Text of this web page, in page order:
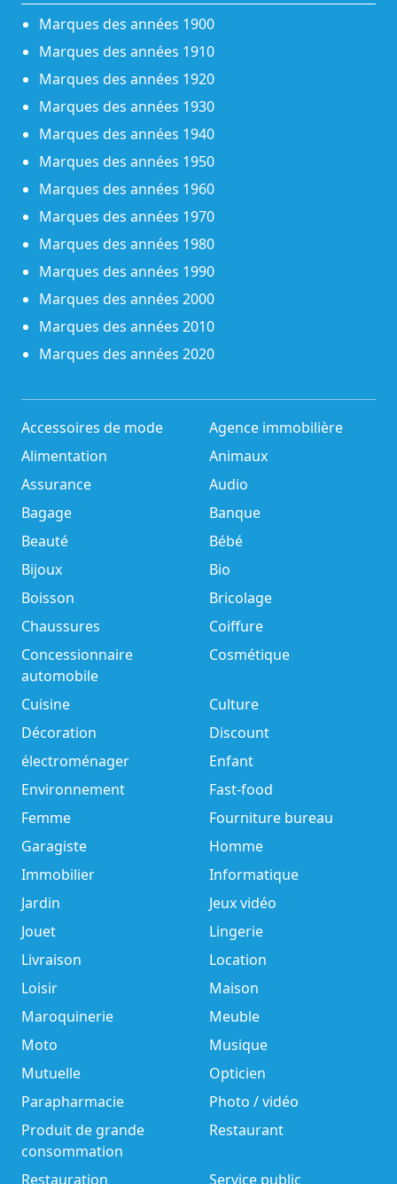
Marques des années 1900
Marques des années 1910
Marques des années 1920
Marques des années 1930
Marques des années 1940
Marques des années 1950
Marques des années 1960
Marques des années 1970
Marques des années 1980
Marques des années 1990
Marques des années 2000
Marques des années 2010
Marques des années 2020
Accessoires de mode
Agence immobilière
Alimentation
Animaux
Assurance
Audio
Bagage
Banque
Beauté
Bébé
Bijoux
Bio
Boisson
Bricolage
Chaussures
Coiffure
Concessionnaire
automobile
Cosmétique
Cuisine
Culture
Décoration
Discount
électroménager
Enfant
Environnement
Fast-food
Femme
Fourniture bureau
Garagiste
Homme
Immobilier
Informatique
Jardin
Jeux vidéo
Jouet
Lingerie
Livraison
Location
Loisir
Maison
Maroquinerie
Meuble
Moto
Musique
Mutuelle
Opticien
Parapharmacie
Photo / vidéo
Produit de grande
consommation
Restaurant
Restauration Service public